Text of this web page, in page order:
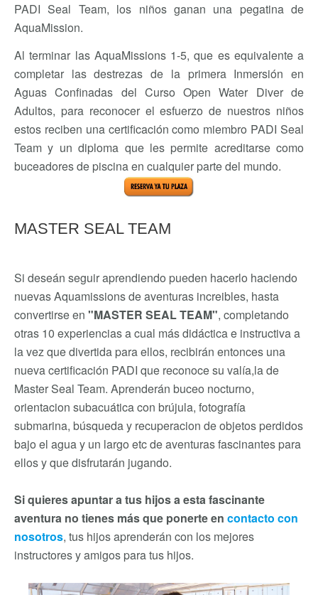
PADI Seal Team, los niños ganan una pegatina de
AquaMission.
Al terminar las AquaMissions 1-5, que es equivalente a
completar las destrezas de la primera Inmersión en
Aguas Confinadas del Curso Open Water Diver de
Adultos, para reconocer el esfuerzo de nuestros niños
estos reciben una certificación como miembro PADI Seal
Team y un diploma que les permite acreditarse como
buceadores de piscina en cualquier parte del mundo.
MASTER SEAL TEAM
Si deseán seguir aprendiendo pueden hacerlo haciendo
nuevas Aquamissions de aventuras increibles, hasta
convertirse en "MASTER SEAL TEAM", completando
otras 10 experiencias a cual más didáctica e instructiva a
la vez que divertida para ellos, recibirán entonces una
nueva certificación PADI que reconoce su valía,la de
Master Seal Team. Aprenderán buceo nocturno,
orientacion subacuática con brújula, fotografía
submarina, búsqueda y recuperacion de objetos perdidos
bajo el agua y un largo etc de aventuras fascinantes para
ellos y que disfrutarán jugando.
Si quieres apuntar a tus hijos a esta fascinante
aventura no tienes más que ponerte en contacto con
nosotros, tus hijos aprenderán con los mejores
instructores y amigos para tus hijos.